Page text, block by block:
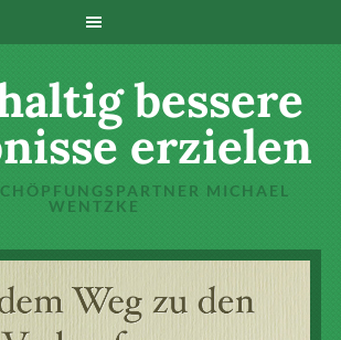
bessere
erzielen
MICHAEL
WENTZKE